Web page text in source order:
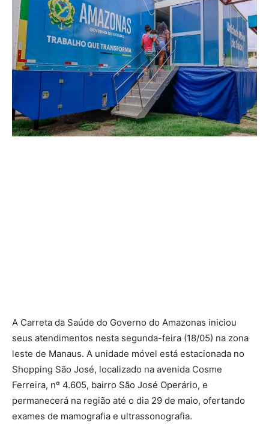
A Carreta da Saúde do Governo do Amazonas iniciou
seus atendimentos nesta segunda-feira (18/05) na zona
leste de Manaus. A unidade móvel está estacionada no
Shopping São José, localizado na avenida Cosme
Ferreira, nº 4.605, bairro São José Operário, e
permanecerá na região até o dia 29 de maio, ofertando
exames de mamografia e ultrassonografia.